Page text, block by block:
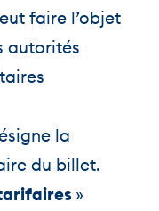
faire l’objet
autorités
la
du billet.
»